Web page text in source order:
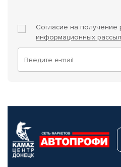
Согласие на получение
информационных